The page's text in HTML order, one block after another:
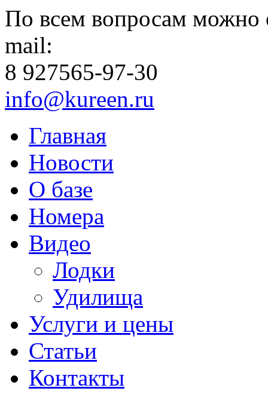
По всем вопросам можно
mail:
8 927565-97-30
info@kureen.ru
Главная
Новости
О базе
Номера
Видео
Лодки
Удилища
Услуги и цены
Статьи
Контакты